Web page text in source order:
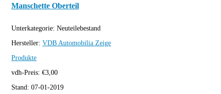
Manschette Oberteil
Unterkategorie: Neuteilebestand
Hersteller: VDB Automobilia Zeige
Produkte
vdh-Preis: €3,00
Stand: 07-01-2019